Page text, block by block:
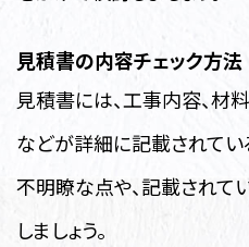
見積書の内容チェック方法
見積書には、工事内容、材
などが詳細に記載されてい
不明瞭な点や、記載され
しましょう。